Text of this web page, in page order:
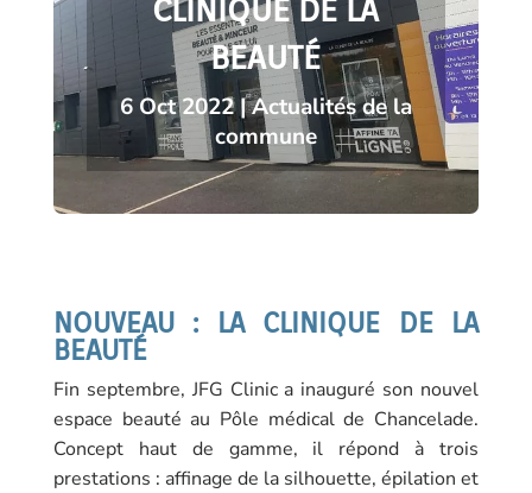
CLINIQUE DE LA
BEAUTÉ
6 Oct 2022|Actualités de la
commune
NOUVEAU : LA CLINIQUE DE LA
BEAUTÉ
Fin septembre, JFG Clinic a inauguré son nouvel
espace beauté au Pôle médical de Chancelade.
Concept haut de gamme, il répond à trois
prestations : affinage de la silhouette, épilation et